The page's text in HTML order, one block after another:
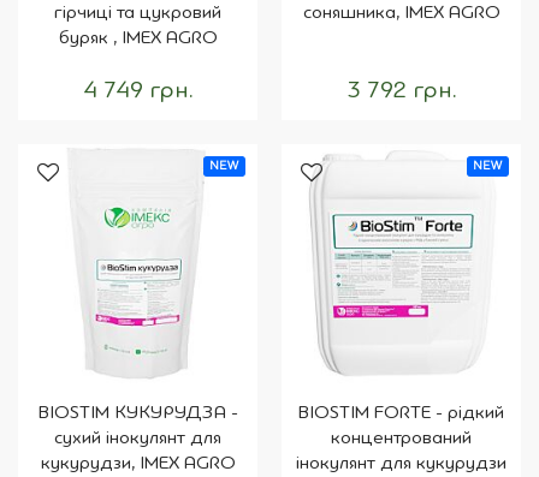
гірчиці та цукровий
буряк , IMEX AGRO
4 749 грн.
соняшника, IMEX AGRO
3 792 грн.
NEW
BIOSTIM КУКУРУДЗА -
сухий інокулянт для
кукурудзи, IMEX AGRO
NEW
BIOSTIM FORTE - рідкий
концентрований
інокулянт для кукурудзи